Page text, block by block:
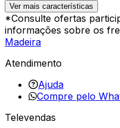
Ver mais características
*Consulte ofertas
informações sobre os
Madeira
Atendimento
Ajuda
Compre pelo
Televendas